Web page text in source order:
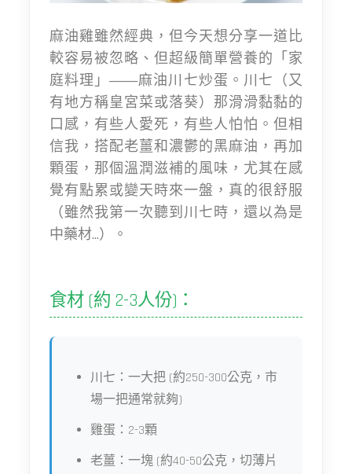
麻油雞雖然經典，但今天想分享一道比
較容易被忽略、但超級簡單營養的「家
庭料理」——麻油川七炒蛋。川七（又
有地方稱皇宮菜或落葵）那滑滑黏黏的
口感，有些人愛死，有些人怕怕。但相
信我，搭配老薑和濃鬱的黑麻油，再加
顆蛋，那個溫潤滋補的風味，尤其在感
覺有點累或變天時來一盤，真的很舒服
（雖然我第一次聽到川七時，還以為是
中藥材...）。
食材 (約 2-3人份)：
川七：一大把 (約250-300公克，市
場一把通常就夠)
雞蛋：2-3顆
老薑：一塊 (約40-50公克，切薄片